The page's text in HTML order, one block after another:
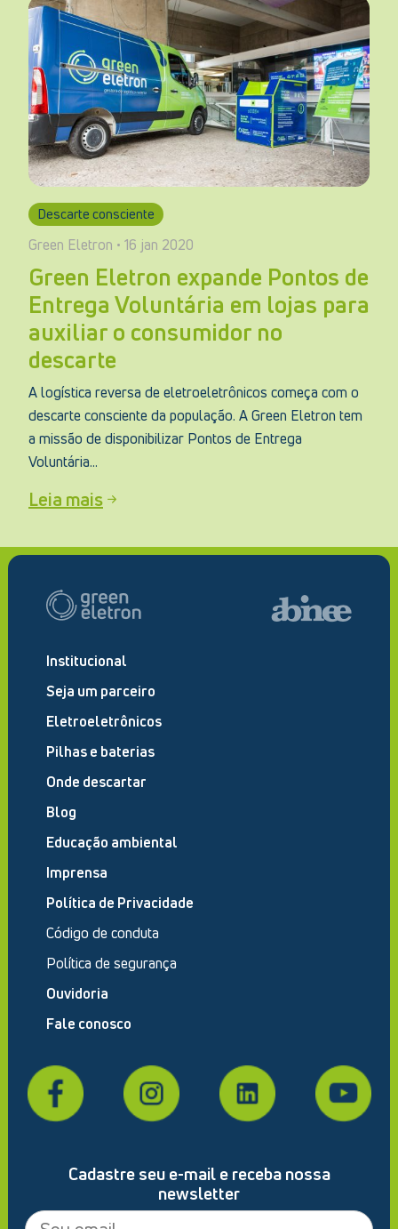
Descarte consciente
Green Eletron • 16 jan 2020
Green Eletron expande Pontos de
Entrega Voluntária em lojas para
auxiliar o consumidor no
descarte
A logística reversa de eletroeletrônicos começa com o
descarte consciente da população. A Green Eletron tem
a missão de disponibilizar Pontos de Entrega
Voluntária...
Leia mais
Institucional
Seja um parceiro
Eletroeletrônicos
Pilhas e baterias
Onde descartar
Blog
Educação ambiental
Imprensa
Política de Privacidade
Código de conduta
Política de segurança
Ouvidoria
Fale conosco
Cadastre seu e-mail e receba nossa
newsletter